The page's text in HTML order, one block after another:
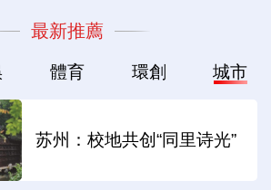
最新推薦
體育 環創 城市
苏州：校地共创“同里诗光”